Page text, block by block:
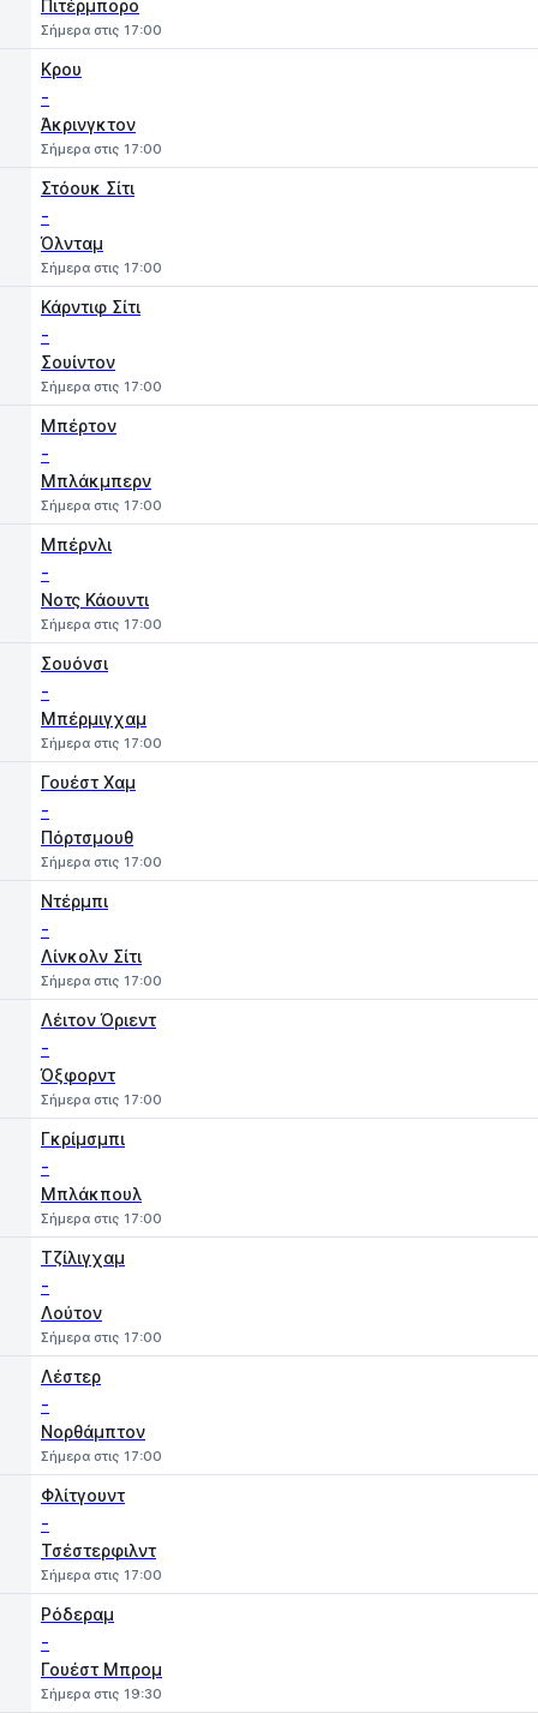
Πιτέρμπορο
Σήμερα στις 17:00
Κρου
-
Άκρινγκτον
Σήμερα στις 17:00
Στόουκ Σίτι
-
Όλνταμ
Σήμερα στις 17:00
Κάρντιφ Σίτι
-
Σουίντον
Σήμερα στις 17:00
Μπέρτον
-
Μπλάκμπερν
Σήμερα στις 17:00
Μπέρνλι
-
Νοτς Κάουντι
Σήμερα στις 17:00
Σουόνσι
-
Μπέρμιγχαμ
Σήμερα στις 17:00
Γουέστ Χαμ
-
Πόρτσμουθ
Σήμερα στις 17:00
Ντέρμπι
-
Λίνκολν Σίτι
Σήμερα στις 17:00
Λέιτον Όριεντ
-
Όξφορντ
Σήμερα στις 17:00
Γκρίμσμπι
-
Μπλάκπουλ
Σήμερα στις 17:00
Τζίλιγχαμ
-
Λούτον
Σήμερα στις 17:00
Λέστερ
-
Νορθάμπτον
Σήμερα στις 17:00
Φλίτγουντ
-
Τσέστερφιλντ
Σήμερα στις 17:00
Ρόδεραμ
-
Γουέστ Μπρομ
Σήμερα στις 19:30